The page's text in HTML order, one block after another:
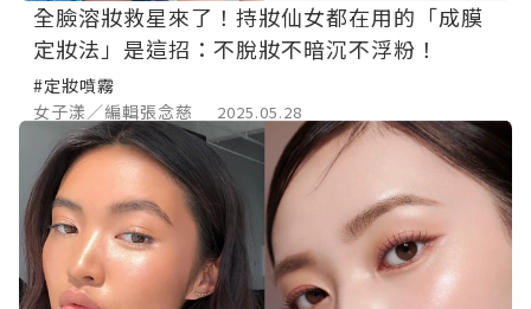
全臉溶妝救星來了！持妝仙女都在用的「成膜
定妝法」是這招：不脫妝不暗沉不浮粉！
#定妝噴霧
女子漾／編輯張念慈
2025.05.28